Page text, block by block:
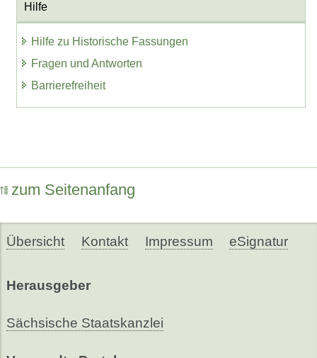
Hilfe
Hilfe zu Historische Fassungen
Fragen und Antworten
Barrierefreiheit
zum Seitenanfang
Übersicht Kontakt Impressum eSignatur
Herausgeber
Sächsische Staatskanzlei